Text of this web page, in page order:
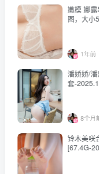
[8.12更1]
083.[XiuRen秀人网]
[65+1P622M]
082.[XiuRen秀人网]
[73+1P706M]
[7.19更1]
081.[XiuRen秀人网]
[75+1P676M]
嫩模 娜
图，大小
1年前
潘娇娇/
套-
8个月
铃木美咲
[67.4G-